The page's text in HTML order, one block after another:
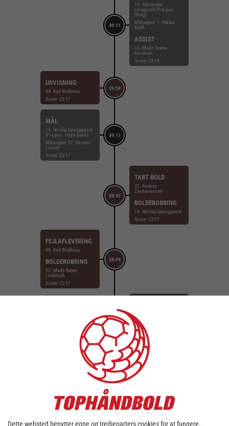
40:11
14. Alexander
Lynggaard (Fra pos.
Streg)
Målvogter: 1. Niklas
Kraft
ASSIST
10. Mads Svane
Knudsen
Score: 23-18
39:58
UDVISNING
49. Karl Wallinius
Score: 23-17
39:11
MÅL
14. Nicolaj Spanggaard
(Fra pos. Højre back)
Målvogter: 12. Kasper
Larsen
Score: 23-17
38:42
TABT BOLD
22. Anders
Zachariassen
BOLDEROBRING
14. Nicolaj Spanggaard
Score: 22-17
38:09
FEJLAFLEVERING
49. Karl Wallinius
BOLDEROBRING
23. Mads Bayer
Lenbroch
Score: 22-17
37:28
Knudsen (Fra pos.
Gennembrud)
Målvogter: 1. Niklas
Kraft
Score: 22-17
Score: 22-16
Dette websted benytter egne og tredjeparters cookies for at fungere,